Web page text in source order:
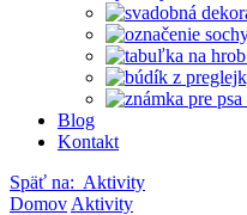
Blog
Kontakt
Späť na: Aktivity
Domov Aktivity